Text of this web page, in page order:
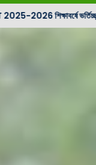
জন্য গণ বিজ্ঞপ্তি